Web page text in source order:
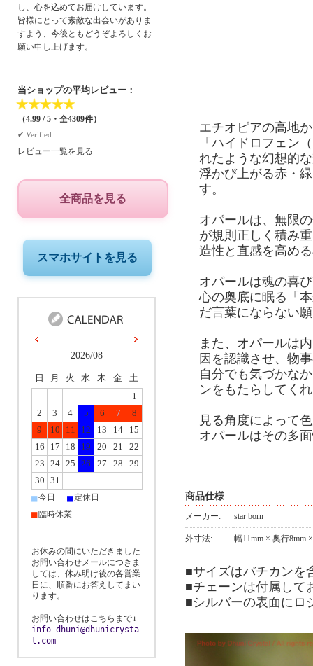
エチオピアの高地
「ハイドロフェン
れたような幻想的
浮かび上がる赤・
す。
オパールは、無限
が規則正しく積み
造性と直感を高め
オパールは魂の喜
心の奥底に眠る「
だ言葉にならない
また、オパールは
因を認識させ、物
自分でも気づかな
ンをもたらしてく
見る角度によって
オパールはその多
商品仕様
メーカー: star born
外寸法: 幅11mm × 奥行8mm
■サイズはバチカンを
■チェーンは付属して
■シルバーの表面にロ
し、心を込めてお届けしています。
皆様にとって素敵な出会いがありま
すよう、今後ともどうぞよろしくお
願い申し上げます。
当ショップの平均レビュー：
★★★★★
（4.99 / 5・全4309件）
✔︎ Verified
レビュー一覧を見る
全商品を見る
スマホサイトを見る
2026/08
日 月 火 水 木 金
土
1
2
3 4 5 6 7
8
9
10 11 12 13 14
15
16
17 18 19 20 21
22
23
24 25 26 27 28
29
30
31
■今日 ■ 定休日
■臨時休業
お休みの間にいただきました
お問い合わせメールにつきま
しては、休み明け後の各営業
日に、順番にお答えしてまい
ります。
お問い合わせはこちらまで↓
info_dhuni@dhunicrysta
l.com